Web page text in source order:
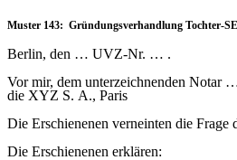
Muster 143: Gründungsverhandlung Tochter-
Berlin, den … UVZ-Nr. … .
Vor mir, dem unterzeichnenden
die XYZ S. A., Paris
Die Erschienenen verneinten die Frage
Die Erschienenen erklären: